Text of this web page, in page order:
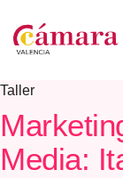
Taller
Media: